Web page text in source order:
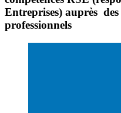
Entreprises) auprès
professionnels